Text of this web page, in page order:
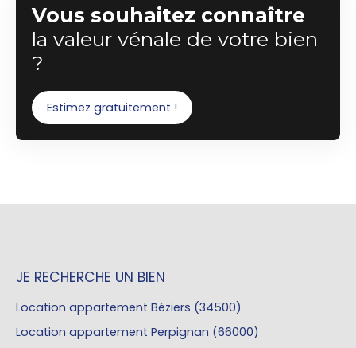
Vous souhaitez connaître
la valeur vénale de votre bien
?
Estimez gratuitement !
JE RECHERCHE UN BIEN
Location appartement Béziers (34500)
Location appartement Perpignan (66000)